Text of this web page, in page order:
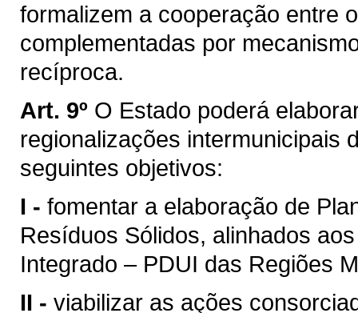
formalizem a cooperação entre
complementadas por
recíproca.
Art. 9º O Estado poderá
regionalizações intermunicipais
seguintes objetivos:
I - fomentar a elaboração de
Resíduos Sólidos, alinhados
Integrado – PDUI das Regiões
II - viabilizar as ações